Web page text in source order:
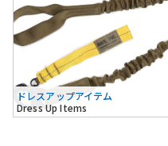
ドレスアップアイテム
Dress Up Items